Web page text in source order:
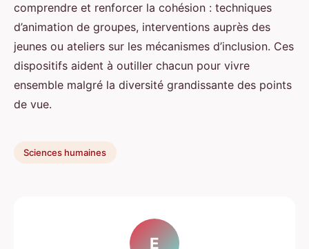
comprendre et renforcer la cohésion : techniques
d’animation de groupes, interventions auprès des
jeunes ou ateliers sur les mécanismes d’inclusion. Ces
dispositifs aident à outiller chacun pour vivre
ensemble malgré la diversité grandissante des points
de vue.
Sciences humaines
E